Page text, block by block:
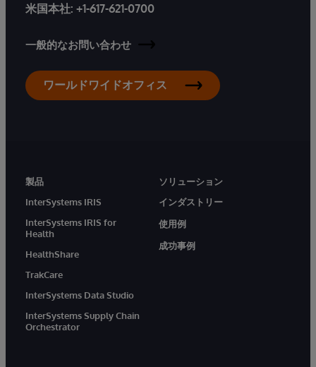
米国本社: +1-617-621-0700
一般的なお問い合わせ
ワールドワイドオフィス
製品
InterSystems IRIS
InterSystems IRIS for
Health
HealthShare
TrakCare
InterSystems Data Studio
InterSystems Supply Chain
Orchestrator
ソリューション
インダストリー
使用例
成功事例